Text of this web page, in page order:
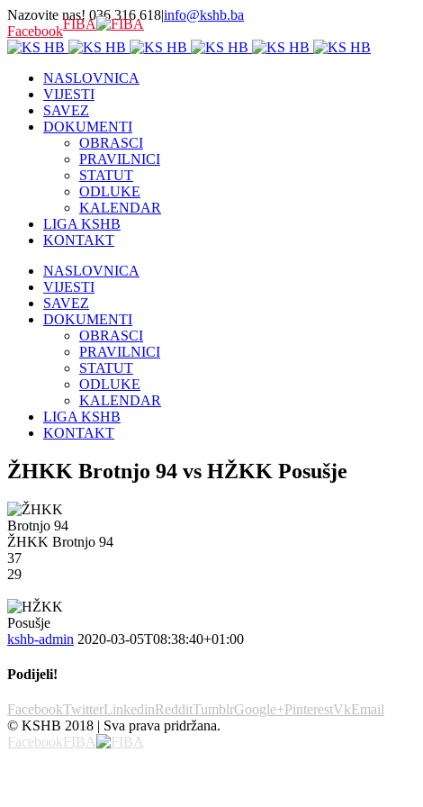
Nazovite nas! 036 316 618|info@kshb.ba
FacebookFIBA
NASLOVNICA
VIJESTI
SAVEZ
DOKUMENTI
OBRASCI
PRAVILNICI
STATUT
ODLUKE
KALENDAR
LIGA KSHB
KONTAKT
NASLOVNICA
VIJESTI
SAVEZ
DOKUMENTI
OBRASCI
PRAVILNICI
STATUT
ODLUKE
KALENDAR
LIGA KSHB
KONTAKT
ŽHKK Brotnjo 94 vs HŽKK Posušje
ŽHKK Brotnjo 94
37
29
kshb-admin 2020-03-05T08:38:40+01:00
Podijeli!
FacebookTwitterLinkedinRedditTumblrGoogle+PinterestVkEmail
© KSHB 2018 | Sva prava pridržana.
FacebookFIBA